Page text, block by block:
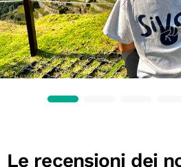
Le recensioni dei